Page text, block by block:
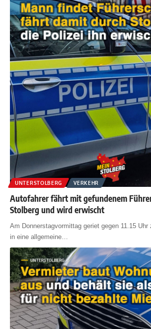
UNTERSTOLBERG VERKEHR
Autofahrer fährt mit gefundenem
Stolberg und wird erwischt
Am Donnerstagvormittag geriet gegen 11.15 Uhr
in eine allgemeine